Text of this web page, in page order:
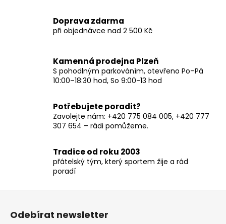
á
d
c
í
p
v
k
y
ý
p
u
Doprava zdarma
při objednávce nad 2 500 Kč
Kamenná prodejna Plzeň
S pohodlným parkováním, otevřeno Po–Pá
10:00–18:30 hod, So 9:00-13 hod
Potřebujete poradit?
Zavolejte nám: +420 775 084 005, +420 777
307 654 – rádi pomůžeme.
Tradice od roku 2003
přátelský tým, který sportem žije a rád
poradí
Odebírat newsletter